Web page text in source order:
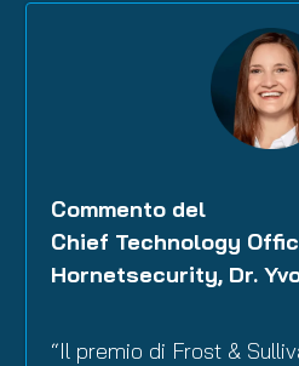
Commento del
Chief Technology
Hornetsecurity, Dr.
“Il premio di Frost &